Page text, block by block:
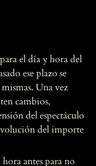
el día y hora del
ese plazo se
Una vez
cambios,
del espectáculo
del importe
antes para no